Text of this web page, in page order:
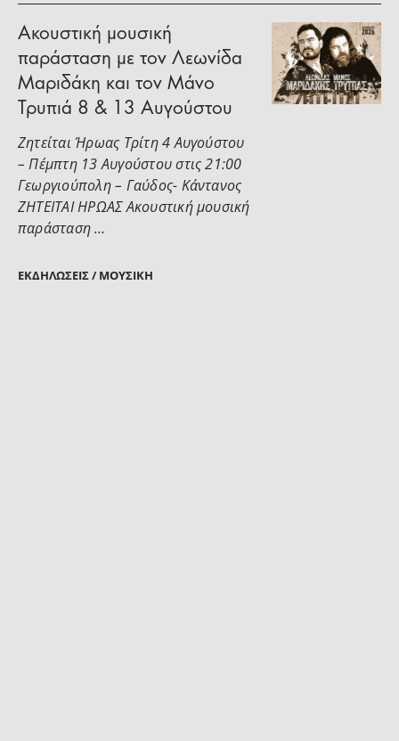
ΕΚΔΗΛΏΣΕΙΣ / ΜΟΥΣΙΚΉ
Ακουστική μουσική
παράσταση με τον Λεωνίδα
Μαριδάκη και τον Μάνο
Τρυπιά 8 & 13 Αυγούστου
Ζητείται Ήρωας Τρίτη 4 Αυγούστου
– Πέμπτη 13 Αυγούστου στις 21:00
Γεωργιούπολη – Γαύδος- Κάντανος
ΖΗΤΕΙΤΑΙ ΗΡΩΑΣ Ακουστική μουσική
παράσταση …